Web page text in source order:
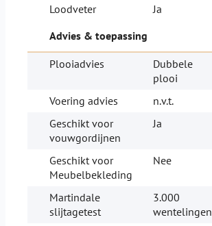
Loodveter
Ja
Advies & toepassing
Plooiadvies
Dubbele
plooi
Voering advies
n.v.t.
Geschikt voor
vouwgordijnen
Ja
Geschikt voor
Meubelbekleding
Nee
Martindale
slijtagetest
3.000
wentelingen